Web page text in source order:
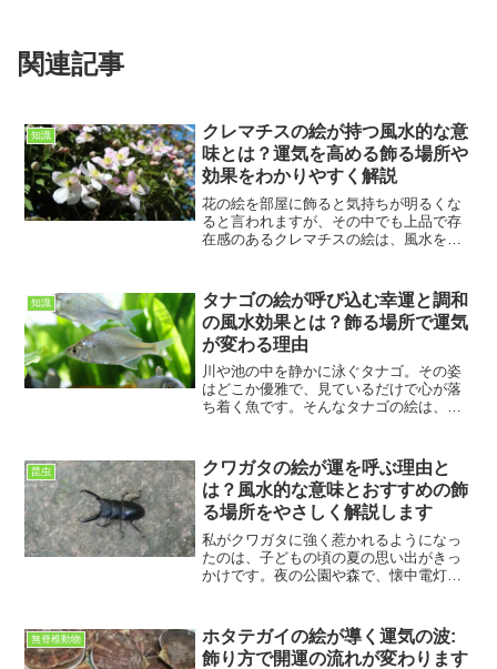
関連記事
知識
クレマチスの絵が持つ風水的な意
味とは？運気を高める飾る場所や
効果をわかりやすく解説
花の絵を部屋に飾ると気持ちが明るくな
ると言われますが、その中でも上品で存
在感のあるクレマチスの絵は、風水を意
から、自宅で過ごす時間が以前よりずっ
と増えました。そのため、...
知識
タナゴの絵が呼び込む幸運と調和
の風水効果とは？飾る場所で運気
が変わる理由
川や池の中を静かに泳ぐタナゴ。その姿
はどこか優雅で、見ているだけで心が落
ち着く魚です。そんなタナゴの絵は、実
人間関係の運を整える不思議な力がある
といわれています。私は初...
昆虫
クワガタの絵が運を呼ぶ理由と
は？風水的な意味とおすすめの飾
る場所をやさしく解説します
私がクワガタに強く惹かれるようになっ
たのは、子どもの頃の夏の思い出がきっ
かけです。夜の公園や森で、懐中電灯の
り、車椅子での生活が日常になった今で
も、クワガタの姿を見ると不...
無脊椎動物
ホタテガイの絵が導く運気の波:
飾り方で開運の流れが変わります